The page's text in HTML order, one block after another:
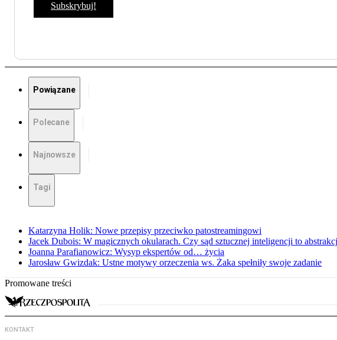
Subskrybuj!
Powiązane
Polecane
Najnowsze
Tagi
Katarzyna Holik: Nowe przepisy przeciwko patostreamingowi
Jacek Dubois: W magicznych okularach. Czy sąd sztucznej inteligencji to
Joanna Parafianowicz: Wysyp ekspertów od… życia
Jarosław Gwizdak: Ustne motywy orzeczenia ws. Żaka spełniły swoje zadanie
Promowane treści
KONTAKT